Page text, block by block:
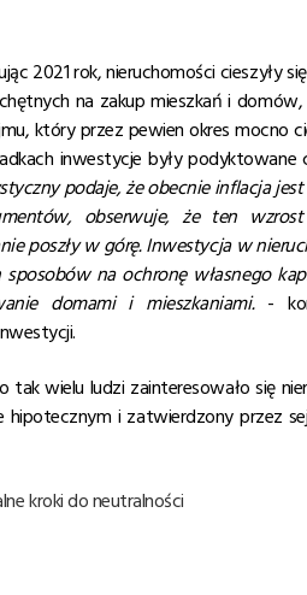
2021 rok, nieruchomości cieszyły
na zakup mieszkań i
który przez pewien okres mocno
inwestycje były podyktowane
podaje, że obecnie inflacja
obserwuje, że ten
poszły w górę. Inwestycja w
sposobów na ochronę własnego
domami i mieszkaniami.-
wielu ludzi zainteresowało się
i zatwierdzony przez
kroki do neutralności